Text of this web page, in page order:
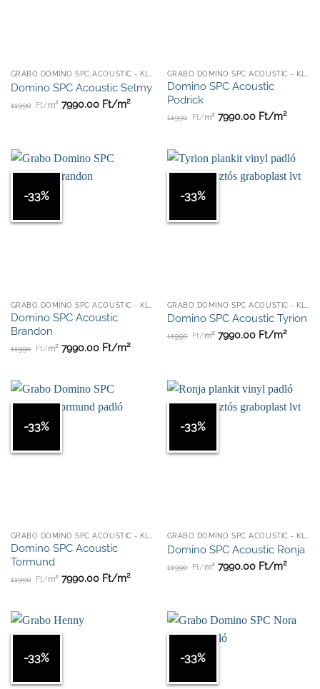
Domino SPC Acoustic Selmy
11990 Ft/m27990.00 Ft/m2
Domino SPC Acoustic
Podrick
11990 Ft/m27990.00 Ft/m2
-33%
Domino SPC Acoustic
Brandon
11990 Ft/m27990.00 Ft/m2
-33%
Domino SPC Acoustic Tyrion
11990 Ft/m27990.00 Ft/m2
-33%
Domino SPC Acoustic
Tormund
11990 Ft/m27990.00 Ft/m2
-33%
Domino SPC Acoustic Ronja
11990 Ft/m27990.00 Ft/m2
-33% -33%